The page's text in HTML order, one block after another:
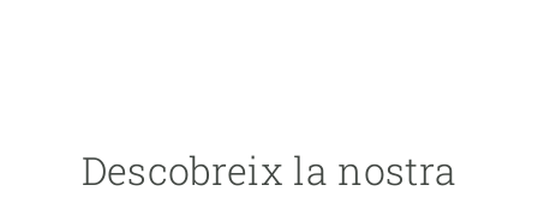
Descobreix la nostra